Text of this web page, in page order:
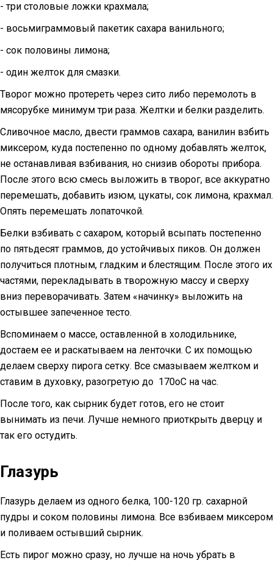
- три столовые ложки крахмала;
- восьмиграммовый пакетик сахара ванильного;
- сок половины лимона;
- один желток для смазки.
Творог можно протереть через сито либо перемолоть в
мясорубке минимум три раза. Желтки и белки разделить.
Сливочное масло, двести граммов сахара, ванилин взбить
миксером, куда постепенно по одному добавлять желток,
не останавливая взбивания, но снизив обороты прибора.
После этого всю смесь выложить в творог, все аккуратно
перемешать, добавить изюм, цукаты, сок лимона, крахмал.
Опять перемешать лопаточкой.
Белки взбивать с сахаром, который всыпать постепенно
по пятьдесят граммов, до устойчивых пиков. Он должен
получиться плотным, гладким и блестящим. После этого их
частями, перекладывать в творожную массу и сверху
вниз переворачивать. Затем «начинку» выложить на
остывшее запеченное тесто.
Вспоминаем о массе, оставленной в холодильнике,
достаем ее и раскатываем на ленточки. С их помощью
делаем сверху пирога сетку. Все смазываем желтком и
ставим в духовку, разогретую до 170оС на час.
После того, как сырник будет готов, его не стоит
вынимать из печи. Лучше немного приоткрыть дверцу и
так его остудить.
Глазурь
Глазурь делаем из одного белка, 100-120 гр. сахарной
пудры и соком половины лимона. Все взбиваем миксером
и поливаем остывший сырник.
Есть пирог можно сразу, но лучше на ночь убрать в